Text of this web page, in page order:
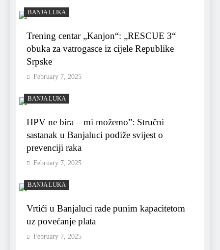
BANJA LUKA
Trening centar „Kanjon“: „RESCUE 3“
obuka za vatrogasce iz cijele Republike
Srpske
February 7, 2025
BANJA LUKA
HPV ne bira – mi možemo”: Stručni
sastanak u Banjaluci podiže svijest o
prevenciji raka
February 7, 2025
BANJA LUKA
Vrtići u Banjaluci rade punim kapacitetom
uz povećanje plata
February 7, 2025